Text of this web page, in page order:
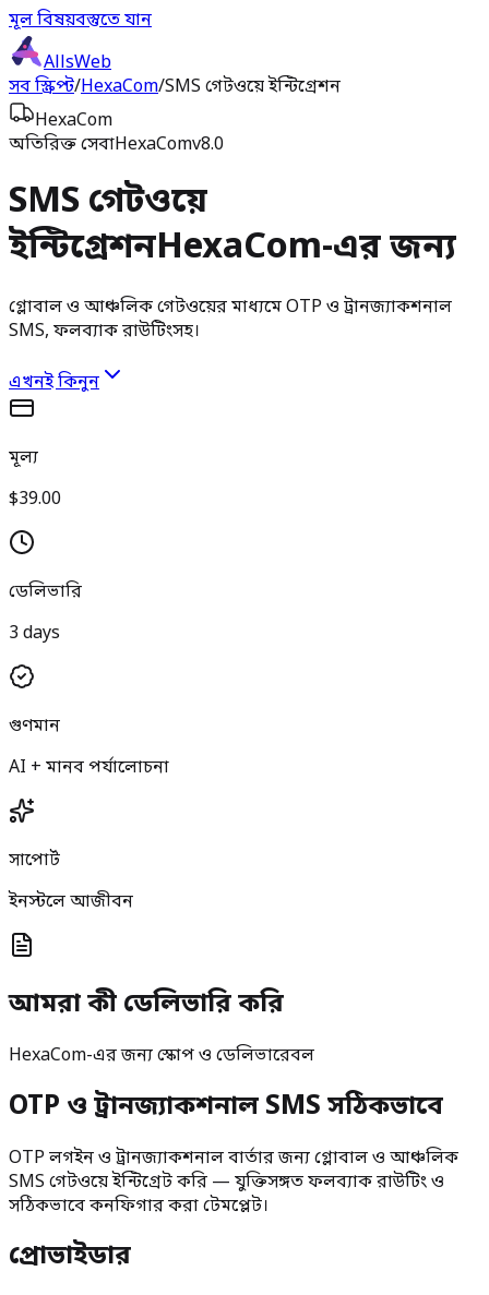
মূল বিষয়বস্তুতে যান
AllsWeb
সব স্ক্রিপ্ট/HexaCom/SMS গেটওয়ে ইন্টিগ্রেশন
HexaCom
অতিরিক্ত সেবাHexaComv8.0
SMS গেটওয়ে
ইন্টিগ্রেশনHexaCom-এর জন্য
গ্লোবাল ও আঞ্চলিক গেটওয়ের মাধ্যমে OTP ও ট্রানজ্যাকশনাল
SMS, ফলব্যাক রাউটিংসহ।
এখনই কিনুন
মূল্য
$39.00
ডেলিভারি
3 days
গুণমান
AI + মানব পর্যালোচনা
সাপোর্ট
ইনস্টলে আজীবন
আমরা কী ডেলিভারি করি
HexaCom-এর জন্য স্কোপ ও ডেলিভারেবল
OTP ও ট্রানজ্যাকশনাল SMS সঠিকভাবে
OTP লগইন ও ট্রানজ্যাকশনাল বার্তার জন্য গ্লোবাল ও আঞ্চলিক
SMS গেটওয়ে ইন্টিগ্রেট করি — যুক্তিসঙ্গত ফলব্যাক রাউটিং ও
সঠিকভাবে কনফিগার করা টেমপ্লেট।
প্রোভাইডার